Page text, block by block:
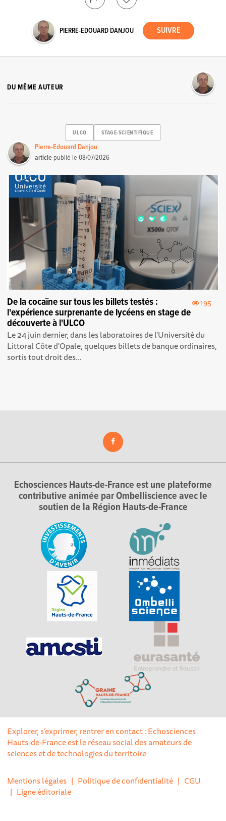
PIERRE-EDOUARD DANJOU
DU MÊME AUTEUR
ULCO STAGE-SCIENTIFIQUE
Pierre-Edouard Danjou
article publié le08/07/2026
195
De la cocaïne sur tous les billets testés :
l'expérience surprenante de lycéens en stage de
découverte à l'ULCO
Le 24 juin dernier, dans les laboratoires de l'Université du
Littoral Côte d'Opale, quelques billets de banque ordinaires,
sortis tout droit des...
Echosciences Hauts-de-France est une plateforme
contributive animée par Ombelliscience avec le
soutien de la Région Hauts-de-France
Explorer, s’exprimer, rentrer en contact : Echosciences
Hauts-de-France est le réseau social des amateurs de
sciences et de technologies du territoire
Mentions légales | Politique de confidentialité | CGU
| Ligne éditoriale